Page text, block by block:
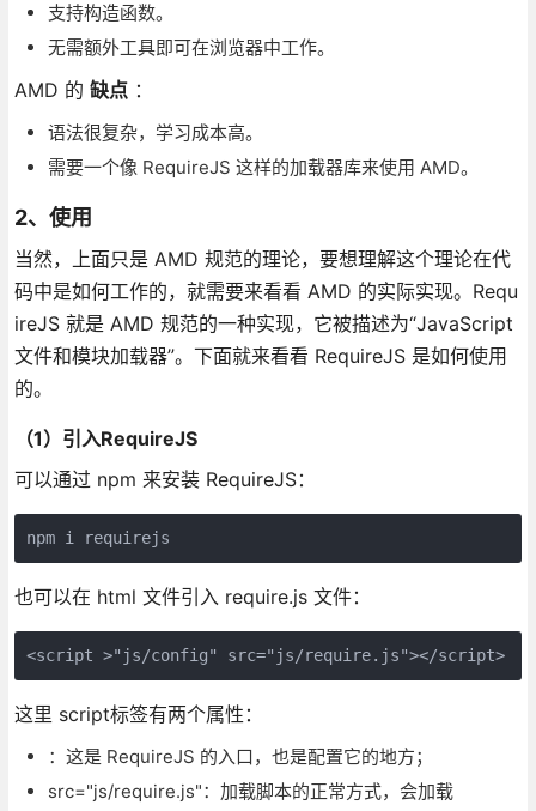
支持构造函数。
无需额外工具即可在浏览器中工作。
AMD 的 缺点：
语法很复杂，学习成本高。
需要一个像 RequireJS 这样的加载器库来使用 AMD。
2、使用
当然，上面只是 AMD 规范的理论，要想理解这个理论在代
码中是如何工作的，就需要来看看 AMD 的实际实现。Requ
ireJS 就是 AMD 规范的一种实现，它被描述为“JavaScript
文件和模块加载器”。下面就来看看 RequireJS 是如何使用
的。
（1）引入RequireJS
可以通过 npm 来安装 RequireJS：
npm i requirejs
也可以在 html 文件引入 require.js 文件：
<script >"js/config" src="js/require.js"></script>
这里 script标签有两个属性：
：这是 RequireJS 的入口，也是配置它的地方；
src="js/require.js"：加载脚本的正常方式，会加载